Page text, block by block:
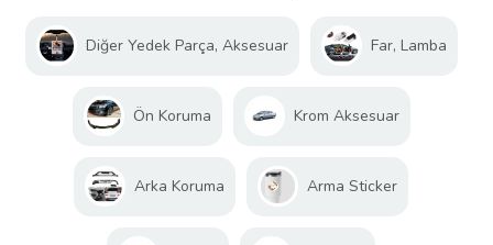
Diğer Yedek Parça, Aksesuar Far, Lamba
Ön Koruma Krom Aksesuar
Arka Koruma Arma Sticker